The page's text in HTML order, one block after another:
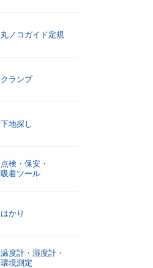
丸ノコガイド定規
クランプ
下地探し
点検 ・ 保安 ・
吸着ツール
はかり
温度計 ・ 湿度計 ・
環境測定